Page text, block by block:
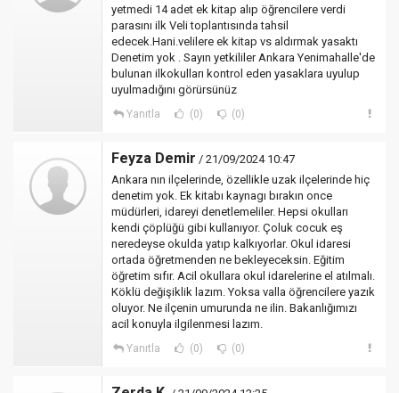
yetmedi 14 adet ek kitap alıp öğrencilere verdi
parasını ilk Veli toplantısında tahsil
edecek.Hani.velilere ek kitap vs aldırmak yasaktı
Denetim yok . Sayın yetkililer Ankara Yenimahalle'de
bulunan ilkokulları kontrol eden yasaklara uyulup
uyulmadığını görürsünüz
Yanıtla (0) (0)
Feyza Demir / 21/09/2024 10:47
Ankara nın ilçelerinde, özellikle uzak ilçelerinde hiç
denetim yok. Ek kitabı kaynagı bırakın once
müdürleri, idareyi denetlemeliler. Hepsi okulları
kendi çöplüğü gibi kullanıyor. Çoluk cocuk eş
neredeyse okulda yatıp kalkıyorlar. Okul idaresi
ortada öğretmenden ne bekleyeceksin. Eğitim
öğretim sıfır. Acil okullara okul idarelerine el atılmalı.
Köklü değişiklik lazım. Yoksa valla öğrencilere yazık
oluyor. Ne ilçenin umurunda ne ilin. Bakanlığımızı
acil konuyla ilgilenmesi lazım.
Yanıtla (0) (0)